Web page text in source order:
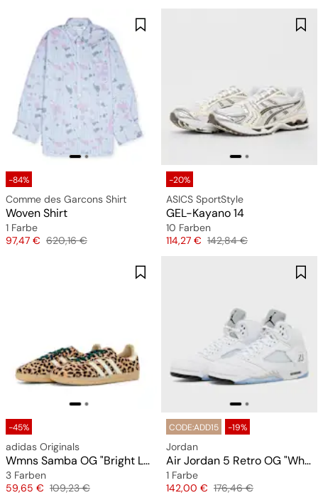
-84%
Comme des Garcons Shirt
Woven Shirt
1 Farbe
Preis
97,47 € Originalpreis
620,16 €
-20%
ASICS SportStyle
GEL-Kayano 14
10 Farben
Preis
114,27 € Originalpreis
142,84 €
-45%
adidas Originals
Wmns Samba OG "Bright Leopard Print"
3 Farben
Preis
59,65 € Originalpreis
109,23 €
CODE:ADD15 -19%
Jordan
Air Jordan 5 Retro OG "White Metallic"
1 Farbe
Preis
142,00 € Originalpreis
176,46 €